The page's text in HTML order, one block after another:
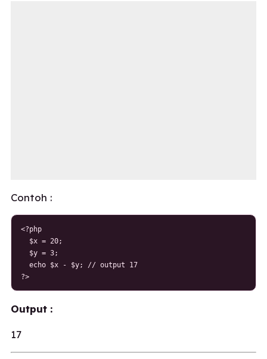
Contoh :
<?php
  $x = 20;
  $y = 3;
  echo $x - $y; // output 17
?>
Output :
17